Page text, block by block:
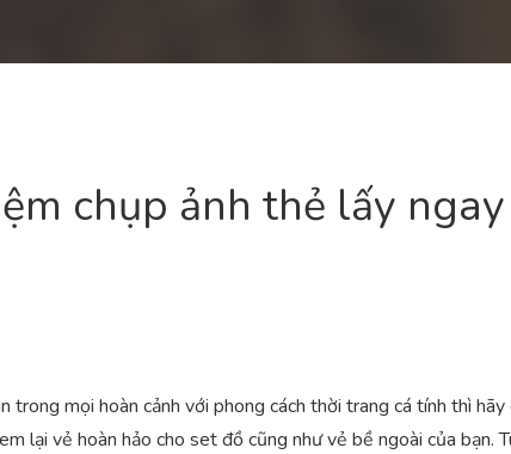
chụp ảnh thẻ lấy
mọi hoàn cảnh với phong cách thời trang cá tính thì hãy
lại vẻ hoàn hảo cho set đồ cũng như vẻ bề ngoài của bạn.